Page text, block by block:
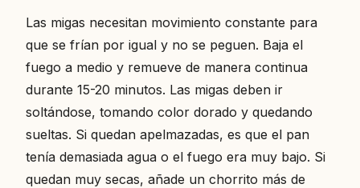
Las migas necesitan movimiento constante para
que se frían por igual y no se peguen. Baja el
fuego a medio y remueve de manera continua
durante 15-20 minutos. Las migas deben ir
soltándose, tomando color dorado y quedando
sueltas. Si quedan apelmazadas, es que el pan
tenía demasiada agua o el fuego era muy bajo. Si
quedan muy secas, añade un chorrito más de